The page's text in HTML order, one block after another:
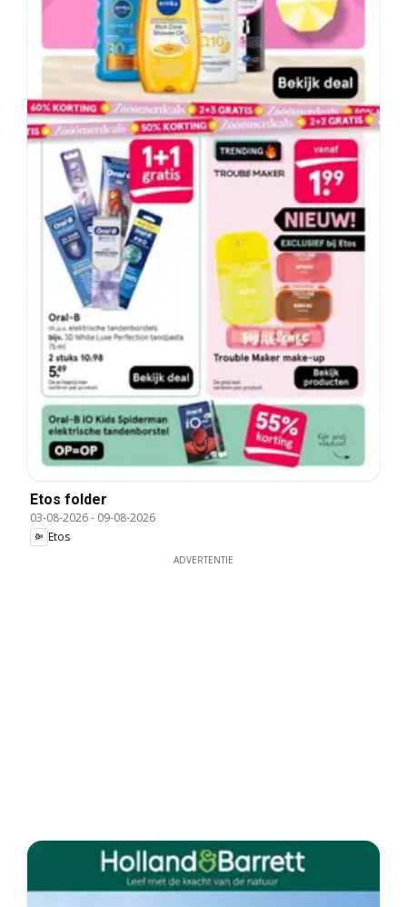
Etos folder
03-08-2026- 09-08-2026
Etos
ADVERTENTIE